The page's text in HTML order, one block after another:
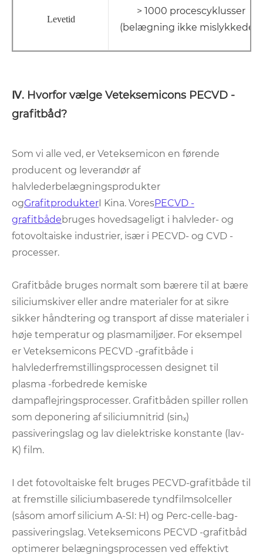
Levetid
> 1000 procescyklusser
(belægning ikke mislykkedes)
Ⅳ. Hvorfor vælge Veteksemicons PECVD -
grafitbåd?
Som vi alle ved, er Veteksemicon en førende
producent og leverandør af
halvlederbelægningsprodukter
ogGrafitprodukterI Kina. VoresPECVD -
grafitbådebruges hovedsageligt i halvleder- og
fotovoltaiske industrier, især i PECVD- og CVD -
processer.
Grafitbåde bruges normalt som bærere til at bære
siliciumskiver eller andre materialer for at sikre
sikker håndtering og transport af disse materialer i
høje temperatur og plasmamiljøer. For eksempel
er Veteksemicons PECVD -grafitbåde i
halvlederfremstillingsprocessen designet til
plasma -forbedrede kemiske
dampaflejringsprocesser. Grafitbåden spiller rollen
som deponering af siliciumnitrid (sinₓ)
passiveringslag og lav dielektriske konstante (lav-
K) film.
I det fotovoltaiske felt bruges PECVD-grafitbåde til
at fremstille siliciumbaserede tyndfilmsolceller
(såsom amorf silicium A-SI: H) og Perc-celle-bag-
passiveringslag. Veteksemicons PECVD -grafitbåd
optimerer belægningsprocessen ved effektivt